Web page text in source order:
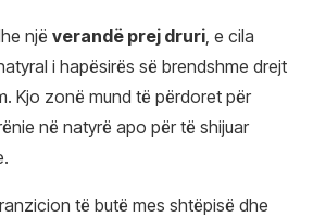
një verandë prej druri , e cila
i hapësirës së brendshme drejt
Kjo zonë mund të përdoret për
në natyrë apo për të shijuar
të butë mes shtëpisë dhe